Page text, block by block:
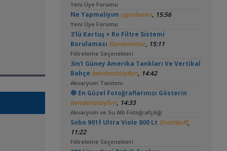
Yeni Üye Forumu
Ne Yapmalıyım ugurbaran, 15:56
Yeni Üye Forumu
3'lü Kartuş + Ro Filtre Sistemi
Borulaması flanormimar, 15:11
Filtreleme Seçenekleri
3in1 Güney Amerika Tankları Ve Vertikal
Bahçe bendeniztayfun, 14:42
Akvaryum Tanıtımı
🧿 En Güzel Fotoğraflarınızı Gösterin
bendeniztayfun, 14:33
Akvaryum ve Su Altı Fotoğrafçılığı
Sobo 901f Ultra Viole 800 Lt Shortbuff,
11:22
Filtreleme Seçenekleri